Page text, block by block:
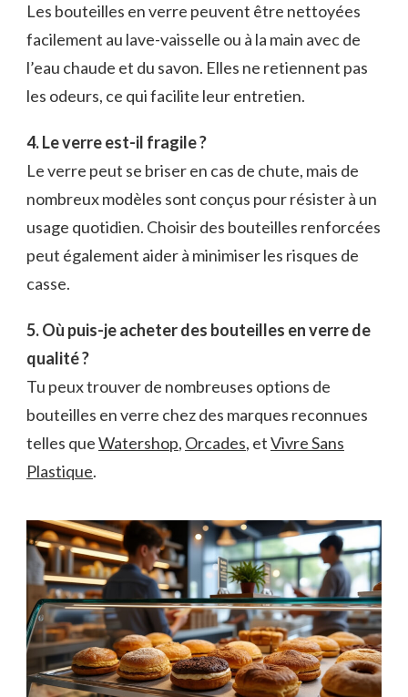
Les bouteilles en verre peuvent être nettoyées
facilement au lave-vaisselle ou à la main avec de
l’eau chaude et du savon. Elles ne retiennent pas
les odeurs, ce qui facilite leur entretien.
4. Le verre est-il fragile ?
Le verre peut se briser en cas de chute, mais de
nombreux modèles sont conçus pour résister à un
usage quotidien. Choisir des bouteilles renforcées
peut également aider à minimiser les risques de
casse.
5. Où puis-je acheter des bouteilles en verre de
qualité ?
Tu peux trouver de nombreuses options de
bouteilles en verre chez des marques reconnues
telles queWatershop, Orcades, etVivre Sans
Plastique.